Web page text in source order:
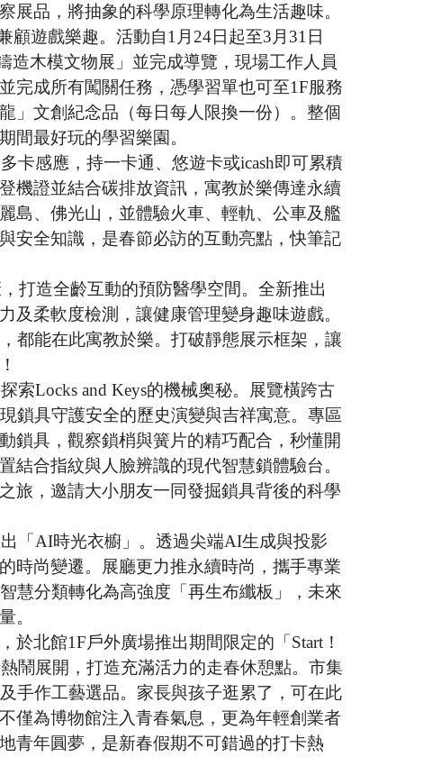
展品，將抽象的科學原理轉化為生活趣味。
顧遊戲樂趣。活動自1月24日起至3月31日
造木模文物展」並完成導覽，現場工作人員
完成所有闖關任務，憑學習單也可至1F服務
」文創紀念品（每日每人限換一份）。整個
間最好玩的學習樂園。
卡感應，持一卡通、悠遊卡或icash即可累積
機證並結合碳排放資訊，寓教於樂傳達永續
島、佛光山，並體驗火車、輕軌、公車及艦
安全知識，是春節必訪的互動亮點，快筆記
打造全齡互動的預防醫學空間。全新推出
及柔軟度檢測，讓健康管理變身趣味遊戲。
都能在此寓教於樂。打破靜態展示框架，讓
索Locks and Keys的機械奧秘。展覽橫跨古
鎖具守護安全的歷史演變與吉祥寓意。專區
鎖具，觀察鎖梢與簧片的精巧配合，秒懂開
結合指紋與人臉辨識的現代智慧鎖體驗台。
旅，邀請大小朋友一同發掘鎖具背後的科學
「AI時光衣櫥」。透過尖端AI生成與投影
時尚變遷。展廳更力推永續時尚，攜手專業
慧分類轉化為高強度「再生布纖板」，未來
。
北館1F戶外廣場推出期間限定的「Start！
鬧展開，打造充滿活力的走春休憩點。市集
手作工藝選品。家長與孩子逛累了，可在此
僅為博物館注入青春氣息，更為年輕創業者
青年圓夢，是新春假期不可錯過的打卡熱